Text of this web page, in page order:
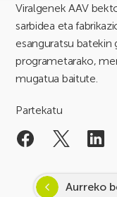
Viralgenek AAV
sarbidea eta
esanguratsu batekin
programetarako,
mugatua baitute.
Partekatu
Aurreko